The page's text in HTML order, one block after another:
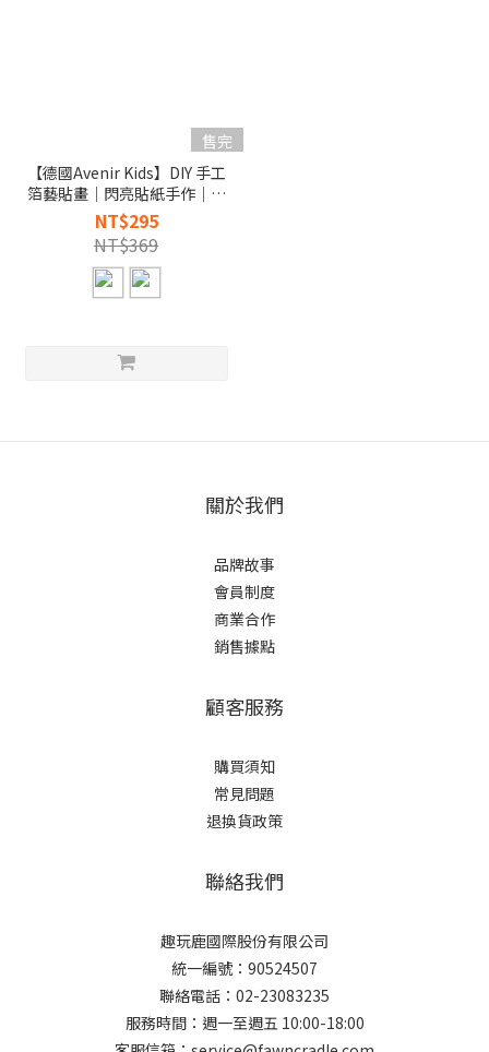
售完
【德國Avenir Kids】DIY 手工
箔藝貼畫｜閃亮貼紙手作｜專
注力玩具
NT$295
NT$369
關於我們
品牌故事
會員制度
商業合作
銷售據點
顧客服務
購買須知
常見問題
退換貨政策
聯絡我們
趣玩鹿國際股份有限公司
統一編號：90524507
聯絡電話：02-23083235
服務時間：週一至週五 10:00-18:00